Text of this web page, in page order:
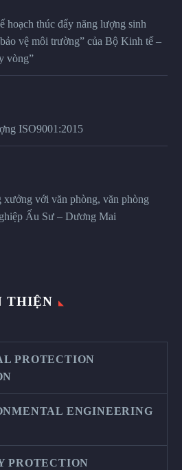
hoạch thúc đẩy năng lượng sinh
vệ môi trường” của Bộ Kinh tế –
vòng”
ISO9001:2015
với văn phòng, văn phòng
Ấu Sư – Dương Mai
THIỆN
PROTECTION
ENGINEERING
PROTECTION